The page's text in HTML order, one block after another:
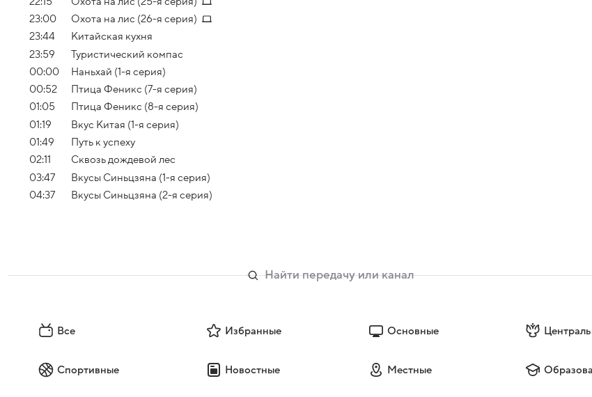
23:00
Охота на лис (26-я серия)
23:44
Китайская кухня
23:59
Туристический компас
00:00
Наньхай (1-я серия)
00:52
Птица Феникс (7-я серия)
01:05
Птица Феникс (8-я серия)
01:19
Вкус Китая (1-я серия)
01:49
Путь к успеху
02:11
Сквозь дождевой лес
03:47
Вкусы Синьцзяна (1-я серия)
04:37
Вкусы Синьцзяна (2-я серия)
Все Избранные Основные
Спортивные Новостные Местные